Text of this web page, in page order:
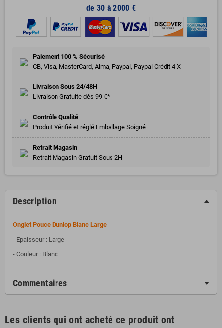
de 30 à 2000 €
Paiement 100 % Sécurisé
CB, Visa, MasterCard, Alma, Paypal, Paypal Crédit 4 X
Livraison Sous 24/48H
Livraison Gratuite dès 99 €*
Contrôle Qualité
Produit Vérifié et réglé Emballage Soigné
Retrait Magasin
Retrait Magasin Gratuit Sous 2H
Description
Onglet Pouce Dunlop Blanc Large
- Epaisseur : Large
- Couleur : Blanc
Commentaires
Les clients qui ont acheté ce produit ont